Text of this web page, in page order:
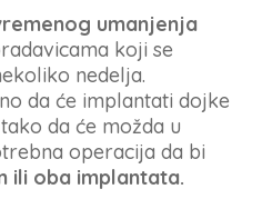
umanjenja
koji se
nedelja.
da će implantati dojke
da će možda u
operacija da bi
ili oba implantata.